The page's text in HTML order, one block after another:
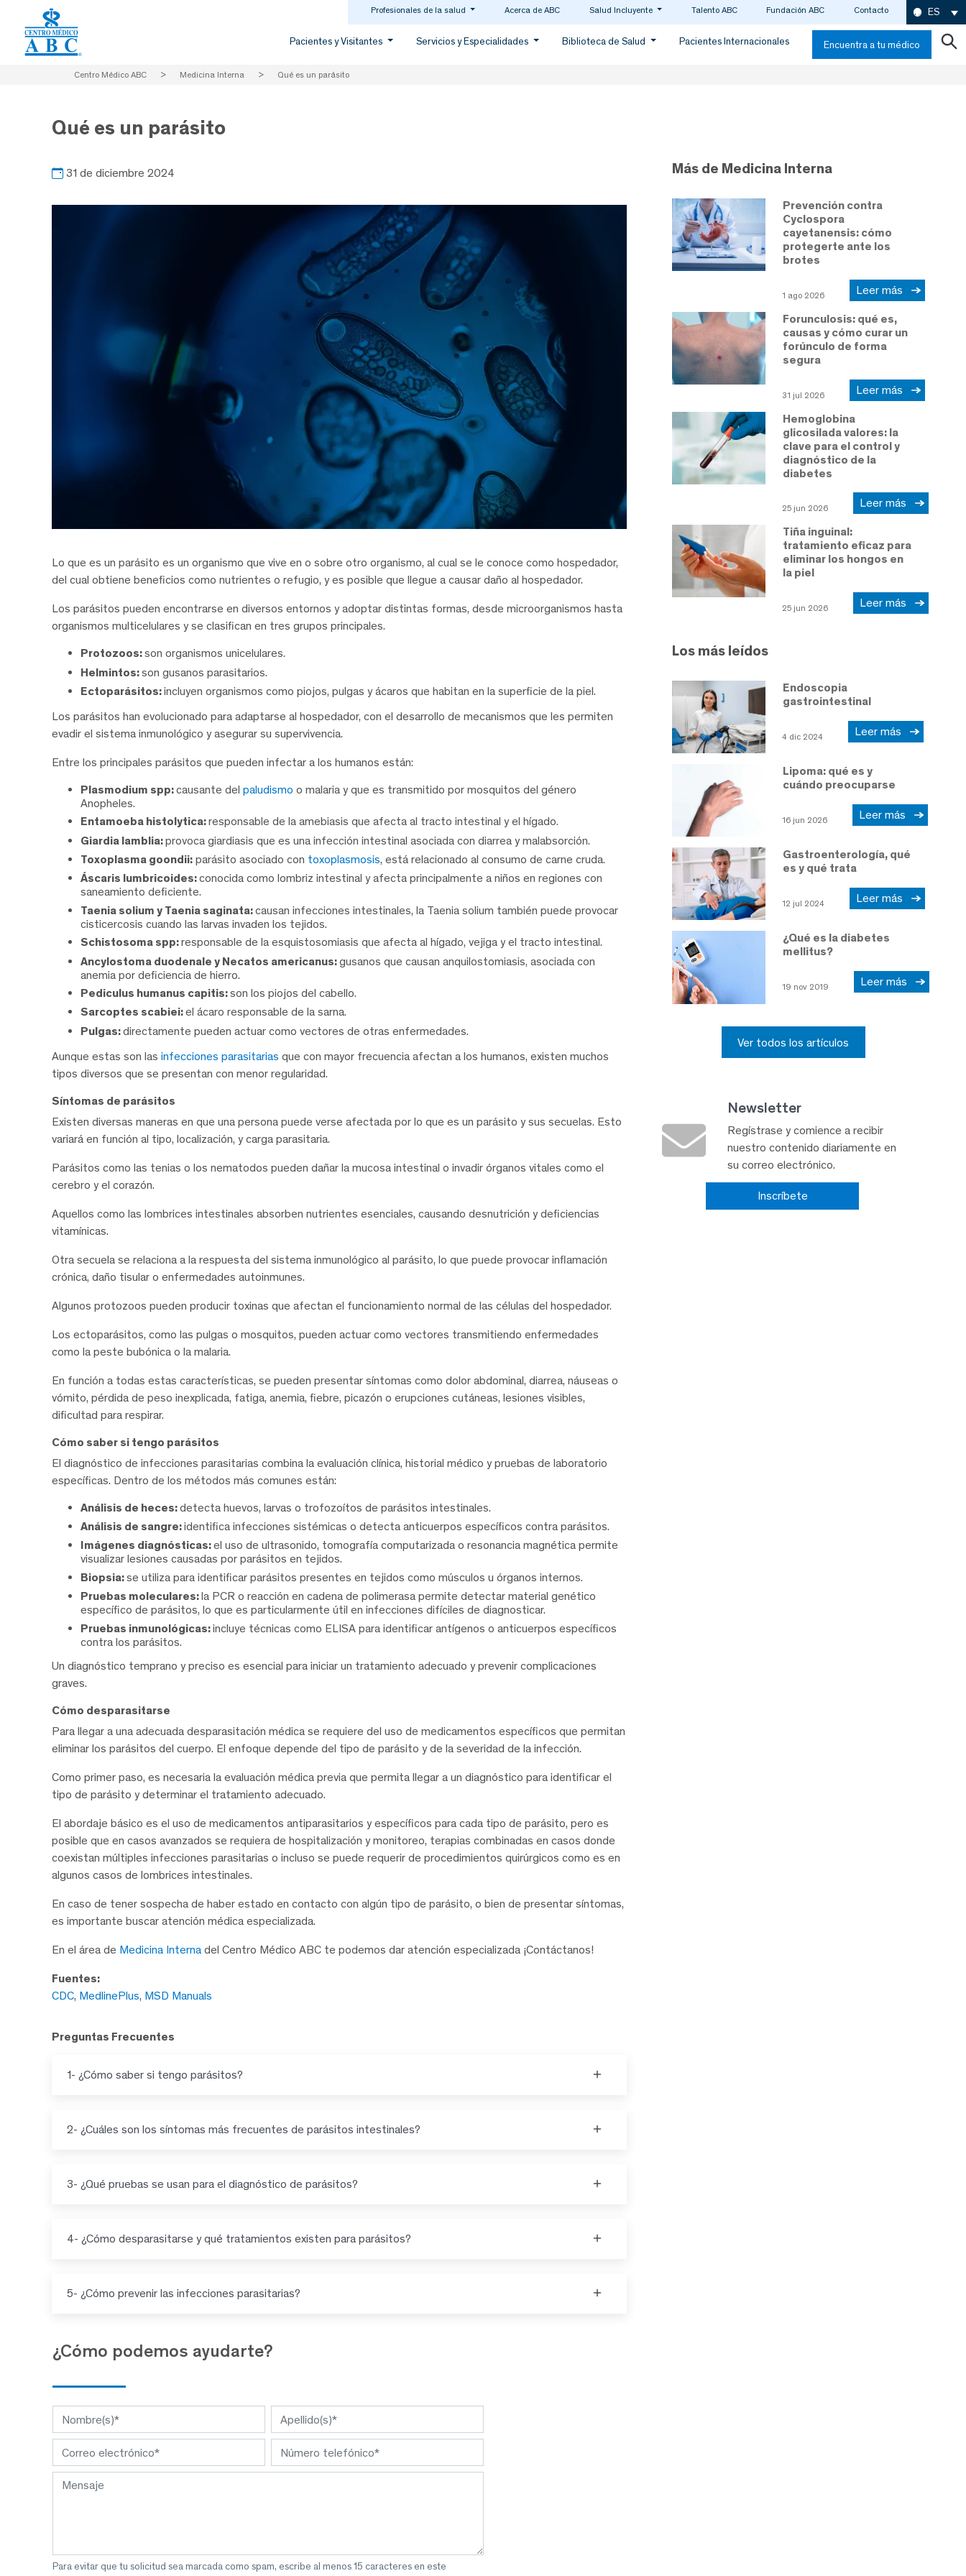
Profesionales de la salud Acerca de ABC Salud Incluyente Talento ABC Fundación ABC Contacto ES
Pacientes y Visitantes Servicios y Especialidades Biblioteca de Salud Pacientes Internacionales Encuentra a tu médico
Centro Médico ABC > Medicina Interna > Qué es un parásito
Qué es un parásito
31 de diciembre 2024
Lo que es un parásito es un organismo que vive en o sobre otro organismo, al cual se le conoce como hospedador,
del cual obtiene beneficios como nutrientes o refugio, y es posible que llegue a causar daño al hospedador.
Los parásitos pueden encontrarse en diversos entornos y adoptar distintas formas, desde microorganismos hasta
organismos multicelulares y se clasifican en tres grupos principales.
Protozoos:son organismos unicelulares.
Helmintos:son gusanos parasitarios.
Ectoparásitos:incluyen organismos como piojos, pulgas y ácaros que habitan en la superficie de la piel.
Los parásitos han evolucionado para adaptarse al hospedador, con el desarrollo de mecanismos que les permiten
evadir el sistema inmunológico y asegurar su supervivencia.
Entre los principales parásitos que pueden infectar a los humanos están:
Plasmodium spp:causante del paludismo o malaria y que es transmitido por mosquitos del género
Anopheles.
Entamoeba histolytica:responsable de la amebiasis que afecta al tracto intestinal y el hígado.
Giardia lamblia:provoca giardiasis que es una infección intestinal asociada con diarrea y malabsorción.
Toxoplasma goondii: parásito asociado con toxoplasmosis, está relacionado al consumo de carne cruda.
Áscaris lumbricoides:conocida como lombriz intestinal y afecta principalmente a niños en regiones con
saneamiento deficiente.
Taenia solium y Taenia saginata:causan infecciones intestinales, la Taenia solium también puede provocar
cisticercosis cuando las larvas invaden los tejidos.
Schistosoma spp:responsable de la esquistosomiasis que afecta al hígado, vejiga y el tracto intestinal.
Ancylostoma duodenale y Necatos americanus:gusanos que causan anquilostomiasis, asociada con
anemia por deficiencia de hierro.
Pediculus humanus capitis:son los piojos del cabello.
Sarcoptes scabiei:el ácaro responsable de la sarna.
Pulgas:directamente pueden actuar como vectores de otras enfermedades.
Aunque estas son las infecciones parasitarias que con mayor frecuencia afectan a los humanos, existen muchos
tipos diversos que se presentan con menor regularidad.
Síntomas de parásitos
Existen diversas maneras en que una persona puede verse afectada por lo que es un parásito y sus secuelas. Esto
variará en función al tipo, localización, y carga parasitaria.
Parásitos como las tenias o los nematodos pueden dañar la mucosa intestinal o invadir órganos vitales como el
cerebro y el corazón.
Aquellos como las lombrices intestinales absorben nutrientes esenciales, causando desnutrición y deficiencias
vitamínicas.
Otra secuela se relaciona a la respuesta del sistema inmunológico al parásito, lo que puede provocar inflamación
crónica, daño tisular o enfermedades autoinmunes.
Algunos protozoos pueden producir toxinas que afectan el funcionamiento normal de las células del hospedador.
Los ectoparásitos, como las pulgas o mosquitos, pueden actuar como vectores transmitiendo enfermedades
como la peste bubónica o la malaria.
En función a todas estas características, se pueden presentar síntomas como dolor abdominal, diarrea, náuseas o
vómito, pérdida de peso inexplicada, fatiga, anemia, fiebre, picazón o erupciones cutáneas, lesiones visibles,
dificultad para respirar.
Cómo saber si tengo parásitos
El diagnóstico de infecciones parasitarias combina la evaluación clínica, historial médico y pruebas de laboratorio
específicas. Dentro de los métodos más comunes están:
Análisis de heces:detecta huevos, larvas o trofozoítos de parásitos intestinales.
Análisis de sangre:identifica infecciones sistémicas o detecta anticuerpos específicos contra parásitos.
Imágenes diagnósticas:el uso de ultrasonido, tomografía computarizada o resonancia magnética permite
visualizar lesiones causadas por parásitos en tejidos.
Biopsia:se utiliza para identificar parásitos presentes en tejidos como músculos u órganos internos.
Pruebas moleculares:la PCR o reacción en cadena de polimerasa permite detectar material genético
específico de parásitos, lo que es particularmente útil en infecciones difíciles de diagnosticar.
Pruebas inmunológicas:incluye técnicas como ELISA para identificar antígenos o anticuerpos específicos
contra los parásitos.
Un diagnóstico temprano y preciso es esencial para iniciar un tratamiento adecuado y prevenir complicaciones
graves.
Cómo desparasitarse
Para llegar a una adecuada desparasitación médica se requiere del uso de medicamentos específicos que permitan
eliminar los parásitos del cuerpo. El enfoque depende del tipo de parásito y de la severidad de la infección.
Como primer paso, es necesaria la evaluación médica previa que permita llegar a un diagnóstico para identificar el
tipo de parásito y determinar el tratamiento adecuado.
El abordaje básico es el uso de medicamentos antiparasitarios y específicos para cada tipo de parásito, pero es
posible que en casos avanzados se requiera de hospitalización y monitoreo, terapias combinadas en casos donde
coexistan múltiples infecciones parasitarias o incluso se puede requerir de procedimientos quirúrgicos como es en
algunos casos de lombrices intestinales.
En caso de tener sospecha de haber estado en contacto con algún tipo de parásito, o bien de presentar síntomas,
es importante buscar atención médica especializada.
En el área de Medicina Interna del Centro Médico ABC te podemos dar atención especializada ¡Contáctanos!
Fuentes:
CDC, MedlinePlus, MSD Manuals
Preguntas Frecuentes
1- ¿Cómo saber si tengo parásitos?
2- ¿Cuáles son los síntomas más frecuentes de parásitos intestinales?
3- ¿Qué pruebas se usan para el diagnóstico de parásitos?
4- ¿Cómo desparasitarse y qué tratamientos existen para parásitos?
5- ¿Cómo prevenir las infecciones parasitarias?
¿Cómo podemos ayudarte?
Para evitar que tu solicitud sea marcada como spam, escribe al menos 15 caracteres en este
Más de Medicina Interna
Prevención contra
Cyclospora
cayetanensis: cómo
protegerte ante los
brotes
1 ago 2026 Leer más
Forunculosis: qué es,
causas y cómo curar un
forúnculo de forma
segura
31 jul 2026 Leer más
Hemoglobina
glicosilada valores: la
clave para el control y
diagnóstico de la
diabetes
25 jun 2026 Leer más
Tiña inguinal:
tratamiento eficaz para
eliminar los hongos en
la piel
25 jun 2026 Leer más
Los más leídos
Endoscopia
gastrointestinal
4 dic 2024 Leer más
Lipoma: qué es y
cuándo preocuparse
16 jun 2026 Leer más
Gastroenterología, qué
es y qué trata
12 jul 2024 Leer más
¿Qué es la diabetes
mellitus?
19 nov 2019 Leer más
Ver todos los artículos
Newsletter
Regístrase y comience a recibir
nuestro contenido diariamente en
su correo electrónico.
Inscríbete